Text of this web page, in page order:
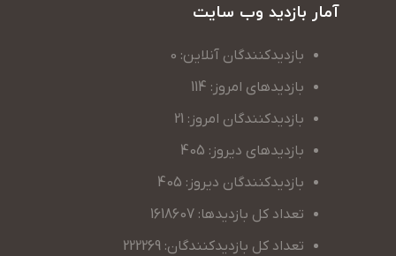
آمار بازدید وب سایت
بازدیدکنندگان آنلاین: 0
بازدیدهای امروز: 114
بازدیدکنندگان امروز: 21
بازدیدهای دیروز: 405
بازدیدکنندگان دیروز: 405
تعداد کل بازدیدها: 1618607
تعداد کل بازدیدکنندگان: 222269